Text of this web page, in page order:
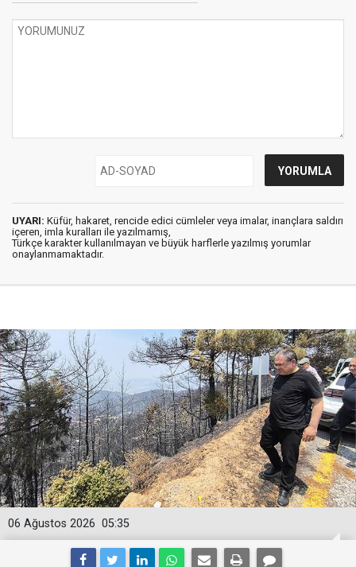
UYARI: Küfür, hakaret, rencide edici cümleler veya imalar, inançlara saldırı
içeren, imla kuralları ile yazılmamış,
Türkçe karakter kullanılmayan ve büyük harflerle yazılmış yorumlar
onaylanmamaktadır.
05:35
06 Ağustos 2026